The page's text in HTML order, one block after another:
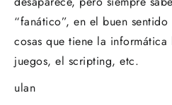
“fanático”, en el buen
cosas que tiene la
juegos, el scripting, etc.
ulan